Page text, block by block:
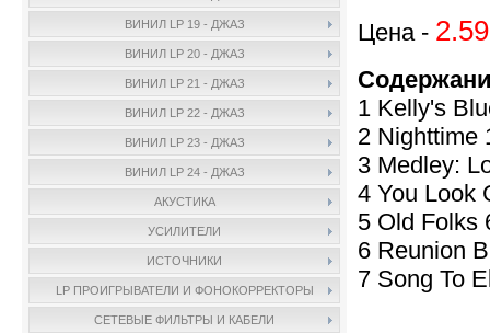
ВИНИЛ LP 19 - ДЖАЗ
ВИНИЛ LP 20 - ДЖАЗ
ВИНИЛ LP 21 - ДЖАЗ
ВИНИЛ LP 22 - ДЖАЗ
ВИНИЛ LP 23 - ДЖАЗ
ВИНИЛ LP 24 - ДЖАЗ
АКУСТИКА
УСИЛИТЕЛИ
ИСТОЧНИКИ
LP ПРОИГРЫВАТЕЛИ И ФОНОКОРРЕКТОРЫ
СЕТЕВЫЕ ФИЛЬТРЫ И КАБЕЛИ
Цена -
1 Kelly's
2 Nighttime
3 Medley:
4 You Look
5 Old Folks
6 Reunion
7 Song To